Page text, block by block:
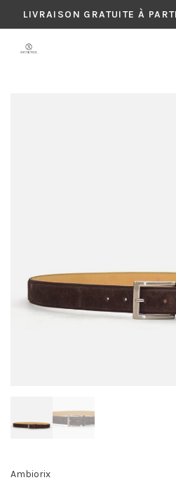
LIVRAISON GRATUITE À
Ambiorix